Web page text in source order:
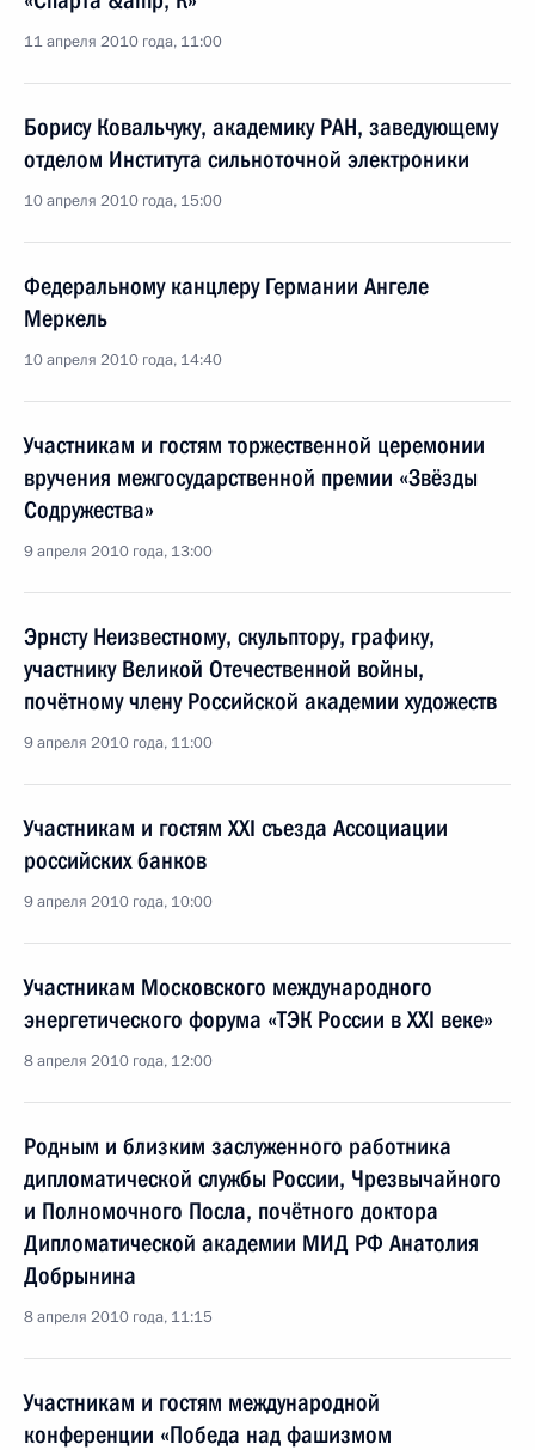
11 апреля 2010 года, 11:00
Борису Ковальчуку, академику РАН, заведующему
отделом Института сильноточной электроники
10 апреля 2010 года, 15:00
Федеральному канцлеру Германии Ангеле
Меркель
10 апреля 2010 года, 14:40
Участникам и гостям торжественной церемонии
вручения межгосударственной премии «Звёзды
Содружества»
9 апреля 2010 года, 13:00
Эрнсту Неизвестному, скульптору, графику,
участнику Великой Отечественной войны,
почётному члену Российской академии художеств
9 апреля 2010 года, 11:00
Участникам и гостям XXI съезда Ассоциации
российских банков
9 апреля 2010 года, 10:00
Участникам Московского международного
энергетического форума «ТЭК России в XXI веке»
8 апреля 2010 года, 12:00
Родным и близким заслуженного работника
дипломатической службы России, Чрезвычайного
и Полномочного Посла, почётного доктора
Дипломатической академии МИД РФ Анатолия
Добрынина
8 апреля 2010 года, 11:15
Участникам и гостям международной
конференции «Победа над фашизмом